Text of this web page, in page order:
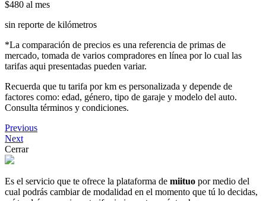
$480 al mes
sin reporte de kilómetros
*La comparación de precios es una referencia de primas de
mercado, tomada de varios compradores en línea por lo cual las
tarifas aqui presentadas pueden variar.
Recuerda que tu tarifa por km es personalizada y depende de
factores como: edad, género, tipo de garaje y modelo del auto.
Consulta términos y condiciones.
Previous
Next
Cerrar
Es el servicio que te ofrece la plataforma de miituo por medio del
cual podrás cambiar de modalidad en el momento que tú lo decidas,